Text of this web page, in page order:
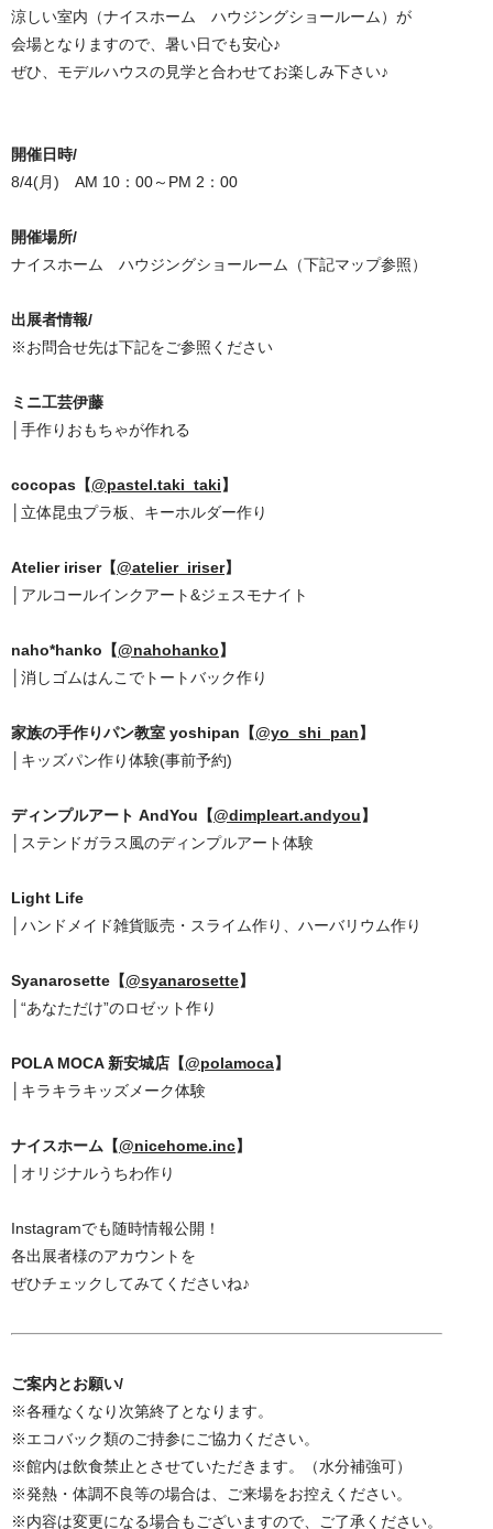
涼しい室内（ナイスホーム ハウジングショールーム）が
会場となりますので、暑い日でも安心♪
ぜひ、モデルハウスの見学と合わせてお楽しみ下さい♪
開催日時/
8/4(月) AM 10：00～PM 2：00
開催場所/
ナイスホーム ハウジングショールーム（下記マップ参照）
出展者情報/
※お問合せ先は下記をご参照ください
ミニ工芸伊藤
│手作りおもちゃが作れる
cocopas【@pastel.taki_taki】
│立体昆虫プラ板、キーホルダー作り
Atelier iriser【@atelier_iriser】
│アルコールインクアート&ジェスモナイト
naho*hanko【@nahohanko】
│消しゴムはんこでトートバック作り
家族の手作りパン教室 yoshipan【@yo_shi_pan】
│キッズパン作り体験(事前予約)
ディンプルアート AndYou【@dimpleart.andyou】
│ステンドガラス風のディンプルアート体験
Light Life
│ハンドメイド雑貨販売・スライム作り、ハーバリウム作り
Syanarosette【@syanarosette】
│“あなただけ”のロゼット作り
POLA MOCA 新安城店【@polamoca】
│キラキラキッズメーク体験
ナイスホーム【@nicehome.inc】
│オリジナルうちわ作り
Instagramでも随時情報公開！
各出展者様のアカウントを
ぜひチェックしてみてくださいね♪
ご案内とお願い/
※各種なくなり次第終了となります。
※エコバック類のご持参にご協力ください。
※館内は飲食禁止とさせていただきます。（水分補強可）
※発熱・体調不良等の場合は、ご来場をお控えください。
※内容は変更になる場合もございますので、ご了承ください。